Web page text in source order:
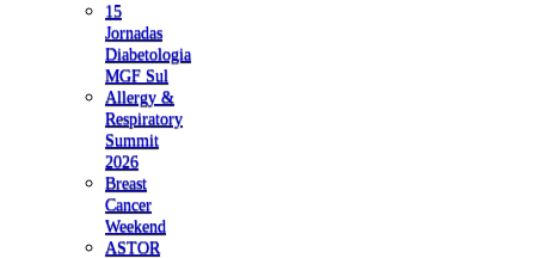
15
Jornadas
Diabetologia
MGF Sul
Allergy &
Respiratory
Summit
2026
Breast
Cancer
Weekend
ASTOR